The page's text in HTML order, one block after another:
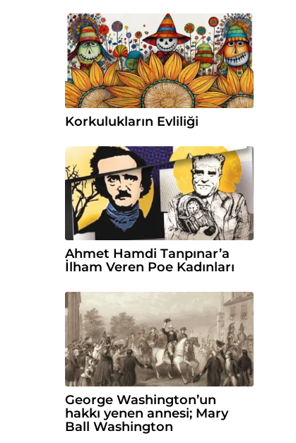
Korkulukların Evliliği
Ahmet Hamdi Tanpınar’a
İlham Veren Poe Kadınları
George Washington’un
hakkı yenen annesi; Mary
Ball Washington